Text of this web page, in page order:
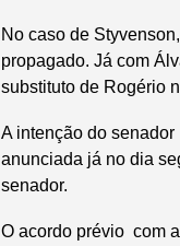
No caso de
propagado. Já com
substituto de Rogério
A intenção do
anunciada já no dia
senador.
O acordo prévio com